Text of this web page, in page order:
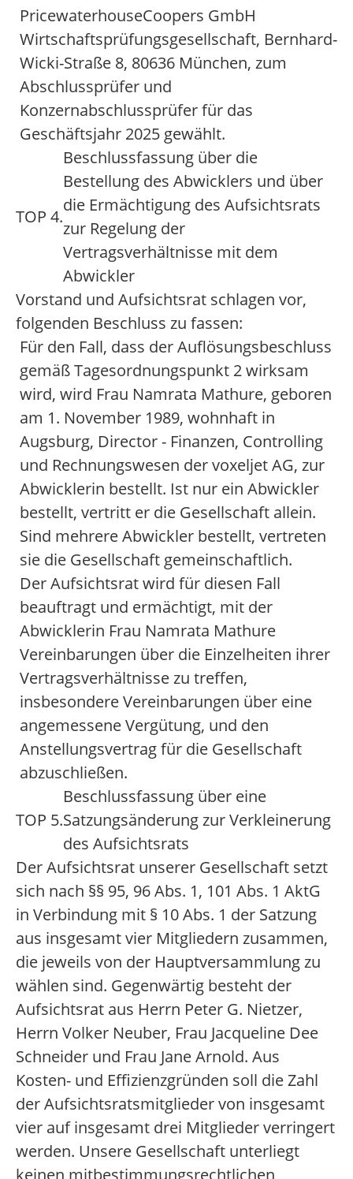
PricewaterhouseCoopers GmbH
Wirtschaftsprüfungsgesellschaft, Bernhard-
Wicki-Straße 8, 80636 München, zum
Abschlussprüfer und
Konzernabschlussprüfer für das
Geschäftsjahr 2025 gewählt.
TOP 4.
Beschlussfassung über die
Bestellung des Abwicklers und über
die Ermächtigung des Aufsichtsrats
zur Regelung der
Vertragsverhältnisse mit dem
Abwickler
Vorstand und Aufsichtsrat schlagen vor,
folgenden Beschluss zu fassen:
Für den Fall, dass der Auflösungsbeschluss
gemäß Tagesordnungspunkt 2 wirksam
wird, wird Frau Namrata Mathure, geboren
am 1. November 1989, wohnhaft in
Augsburg, Director - Finanzen, Controlling
und Rechnungswesen der voxeljet AG, zur
Abwicklerin bestellt. Ist nur ein Abwickler
bestellt, vertritt er die Gesellschaft allein.
Sind mehrere Abwickler bestellt, vertreten
sie die Gesellschaft gemeinschaftlich.
Der Aufsichtsrat wird für diesen Fall
beauftragt und ermächtigt, mit der
Abwicklerin Frau Namrata Mathure
Vereinbarungen über die Einzelheiten ihrer
Vertragsverhältnisse zu treffen,
insbesondere Vereinbarungen über eine
angemessene Vergütung, und den
Anstellungsvertrag für die Gesellschaft
abzuschließen.
TOP 5.
Beschlussfassung über eine
Satzungsänderung zur Verkleinerung
des Aufsichtsrats
Der Aufsichtsrat unserer Gesellschaft setzt
sich nach §§ 95, 96 Abs. 1, 101 Abs. 1 AktG
in Verbindung mit § 10 Abs. 1 der Satzung
aus insgesamt vier Mitgliedern zusammen,
die jeweils von der Hauptversammlung zu
wählen sind. Gegenwärtig besteht der
Aufsichtsrat aus Herrn Peter G. Nietzer,
Herrn Volker Neuber, Frau Jacqueline Dee
Schneider und Frau Jane Arnold. Aus
Kosten- und Effizienzgründen soll die Zahl
der Aufsichtsratsmitglieder von insgesamt
vier auf insgesamt drei Mitglieder verringert
werden. Unsere Gesellschaft unterliegt
keinen mitbestimmungsrechtlichen